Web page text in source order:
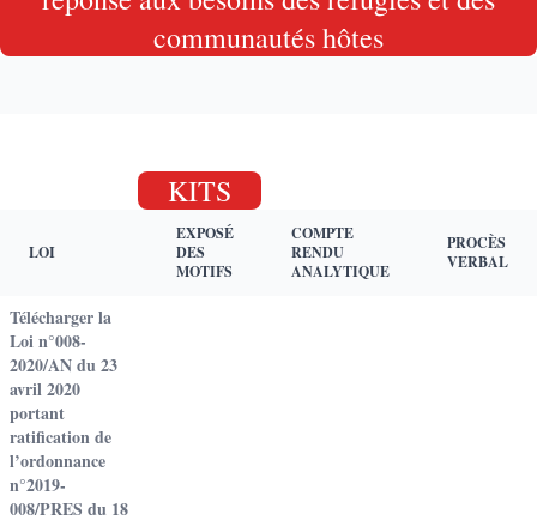
communautés hôtes
KITS
LOI
EXPOSÉ
DES
MOTIFS
COMPTE
RENDU
ANALYTIQUE
PROCÈS
VERBAL
Télécharger la
Loi n°008-
2020/AN du 23
avril 2020
portant
ratification de
l’ordonnance
n°2019-
008/PRES du 18